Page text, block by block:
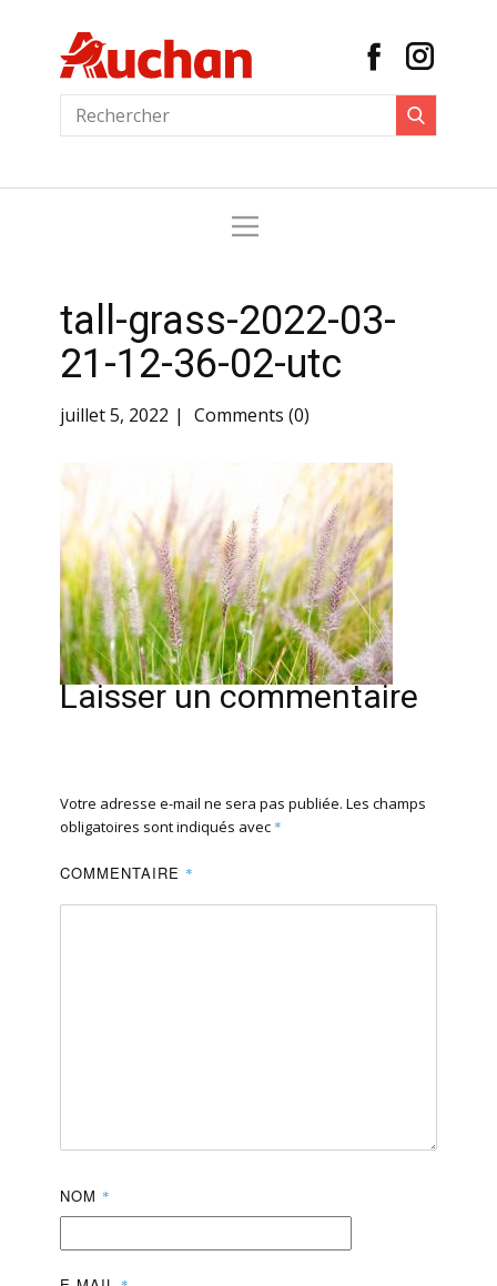
tall-grass-2022-03-
21-12-36-02-utc
juillet 5, 2022 Comments (0)
Laisser un commentaire
Votre adresse e-mail ne sera pas publiée. Les champs
obligatoires sont indiqués avec *
COMMENTAIRE *
NOM *